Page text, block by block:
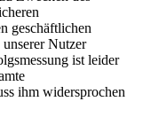
geschäftlichen
Nutzer
ist leider
ihm widersprochen